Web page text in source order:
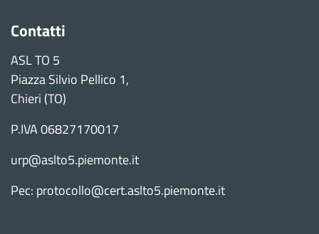
Contatti
ASL TO 5
Piazza Silvio Pellico 1,
Chieri (TO)
P.IVA 06827170017
urp@aslto5.piemonte.it
Pec: protocollo@cert.aslto5.piemonte.it